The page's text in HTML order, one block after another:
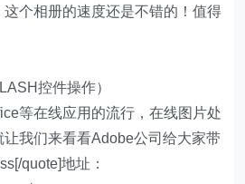
个相册的速度还是不错的！值得
控件操作）
等在线应用的流行，在线图片处
我们来看看Adobe公司给大家带
quote]地址：